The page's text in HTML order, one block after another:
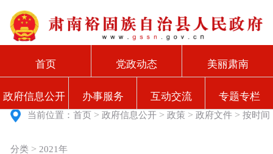
首页 党政动态 美丽肃南
政府信息公开 办事服务 互动交流 专题专栏
当前位置：首页 >政府信息公开 >政策 >政府文件 >按时间
分类 > 2021年